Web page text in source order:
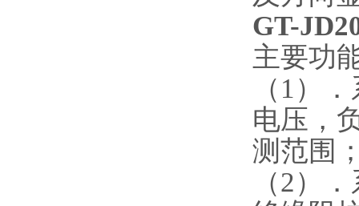
GT-
主要功
（1）
电压，
测范围
（2）